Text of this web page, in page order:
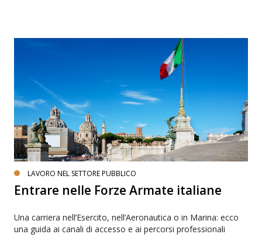
LAVORO NEL SETTORE PUBBLICO
Entrare nelle Forze Armate italiane
Una carriera nell’Esercito, nell’Aeronautica o in Marina: ecco
una guida ai canali di accesso e ai percorsi professionali